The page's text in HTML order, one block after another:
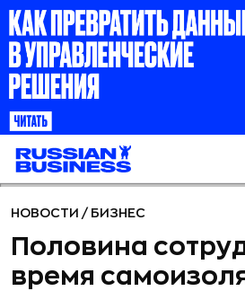
НОВОСТИ / БИЗНЕС
Половина
время